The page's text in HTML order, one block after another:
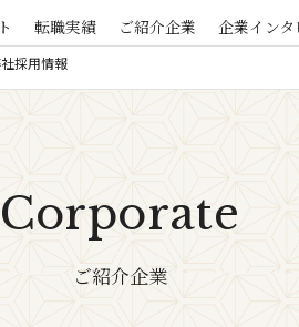
転職実績 ご紹介企業 企業インタ
採用情報
Corporate
ご紹介企業